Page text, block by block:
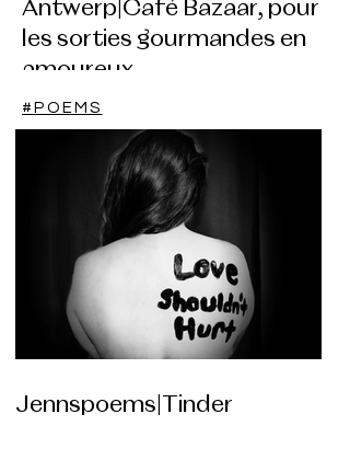
Antwerp|Café Bazaar, pour
les sorties gourmandes en
amoureux.
Jennspoems|Tinder
#POEMS